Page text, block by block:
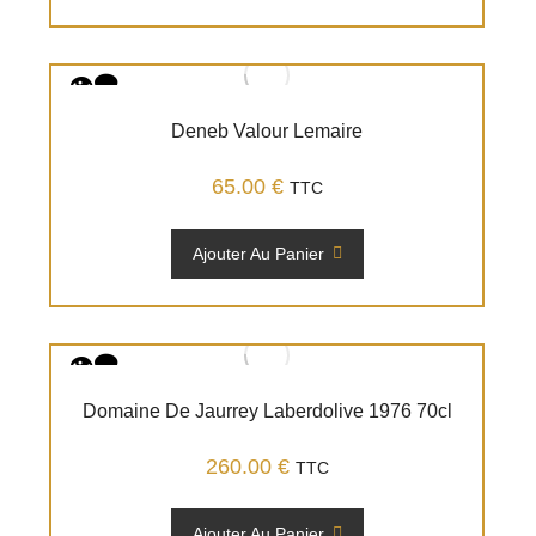
Deneb Valour Lemaire
65.00 € TTC
Ajouter Au Panier
Domaine De Jaurrey Laberdolive 1976 70cl
260.00 € TTC